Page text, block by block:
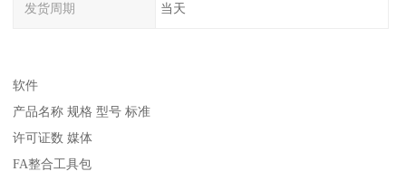
发货周期 当天
软件
产品名称 规格 型号 标准
许可证数 媒体
FA整合工具包